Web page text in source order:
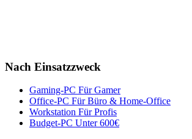
Nach Einsatzzweck
Gaming-PC Für Gamer
Office-PC Für Büro & Home-Office
Workstation Für Profis
Budget-PC Unter 600€